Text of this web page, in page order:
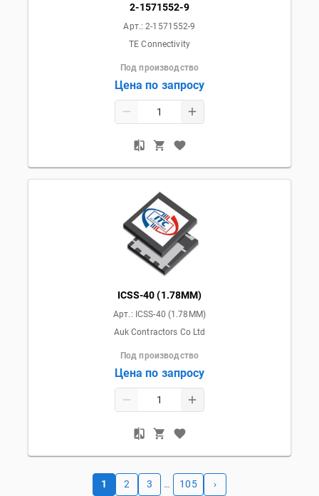
2-1571552-9
Арт.:2-1571552-9
TE Connectivity
Под производство
Цена по запросу
ICSS-40 (1.78MM)
Арт.: ICSS-40 (1.78MM)
Auk Contractors Co Ltd
Под производство
Цена по запросу
1 2 3 … 105 ›